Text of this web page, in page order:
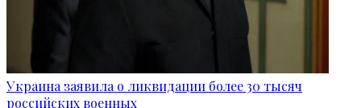
Украина заявила о ликвидации более 30 тысяч
российских военных